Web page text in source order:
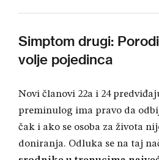
Simptom drugi:
volje pojedinca
Novi članovi 22a i 24
preminulog ima pravo da
čak i ako se osoba za života
doniranja. Odluka se na taj